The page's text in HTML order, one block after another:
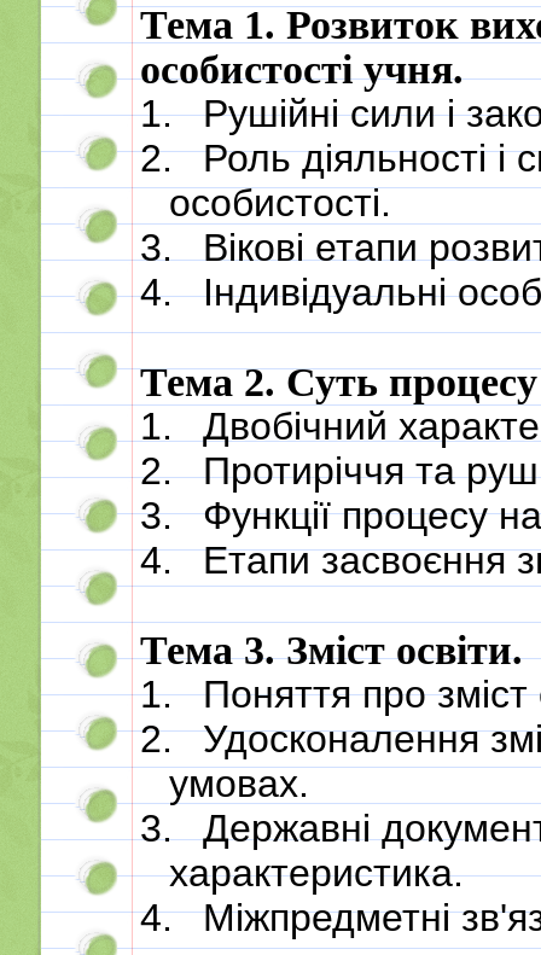
Тема 1. Розвиток
особистості учня.
1.
Рушійні сили і
2.
Роль діяльності і
особистості.
3.
Вікові етапи
4.
Індивідуальні
Тема 2. Суть
1.
Двобічний
2.
Протиріччя та
3.
Функції процесу
4.
Етапи засвоєння
Тема 3. Зміст освіти.
1.
Поняття про зміст
2.
Удосконалення
умовах.
3.
Державні
характеристика.
4.
Міжпредметні